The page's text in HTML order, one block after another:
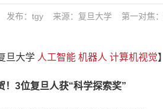
发布：tgy 来源：复旦大学 第一对焦：
旦大学 人工智能 机器人 计算机视觉】
3位复旦人获“科学探索奖”